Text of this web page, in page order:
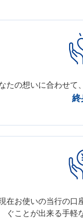
たの想いに合わせて
終
在お使いの当行の口
ぐことが出来る手軽